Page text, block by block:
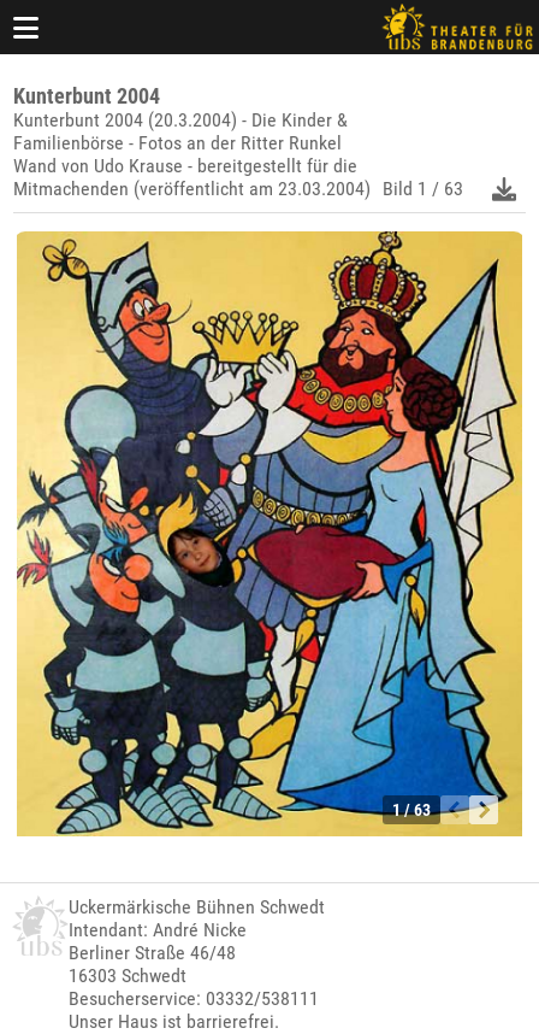
Kunterbunt 2004
Kunterbunt 2004 (20.3.2004) - Die Kinder &
Familienbörse - Fotos an der Ritter Runkel
Wand von Udo Krause - bereitgestellt für die
Mitmachenden (veröffentlicht am 23.03.2004)
Bild 1 / 63
1 / 63
Uckermärkische Bühnen Schwedt
Intendant: André Nicke
Berliner Straße 46/48
16303 Schwedt
Besucherservice: 03332/538111
Unser Haus ist barrierefrei.